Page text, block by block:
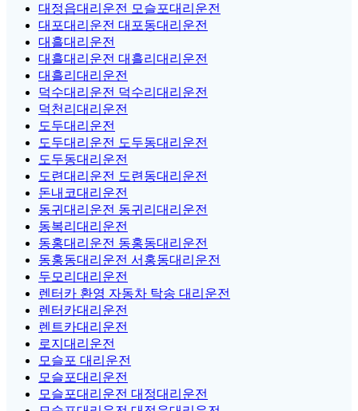
대정읍대리운전 모슬포대리운전
대포대리운전 대포동대리운전
대흘대리운전
대흘대리운전 대흘리대리운전
대흘리대리운전
덕수대리운전 덕수리대리운전
덕천리대리운전
도두대리운전
도두대리운전 도두동대리운전
도두동대리운전
도련대리운전 도련동대리운전
돈내코대리운전
동귀대리운전 동귀리대리운전
동복리대리운전
동홍대리운전 동홍동대리운전
동홍동대리운전 서홍동대리운전
두모리대리운전
렌터카 환영 자동차 탁송 대리운전
렌터카대리운전
렌트카대리운전
로지대리운전
모슬포 대리운전
모슬포대리운전
모슬포대리운전 대정대리운전